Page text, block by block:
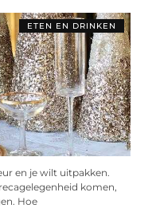
ETEN EN DRINKEN
en je wilt uitpakken.
komen,
Hoe